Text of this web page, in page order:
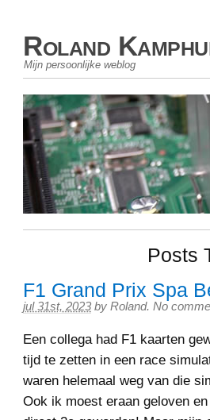
Roland
Mijn persoonlijke weblog
Posts
F1 Grand Prix Spa
jul 31st, 2023 by Roland. No
Een collega had F1 kaarten
tijd te zetten in een race
waren helemaal weg van die
Ook ik moest eraan geloven